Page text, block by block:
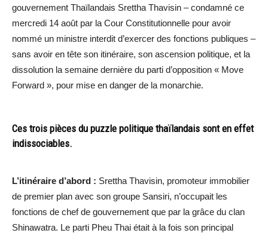
gouvernement Thaïlandais Srettha Thavisin – condamné ce
mercredi 14 août par la Cour Constitutionnelle pour avoir
nommé un ministre interdit d’exercer des fonctions publiques –
sans avoir en tête son itinéraire, son ascension politique, et la
dissolution la semaine dernière du parti d’opposition « Move
Forward », pour mise en danger de la monarchie.
Ces trois pièces du puzzle politique thaïlandais sont en effet
indissociables.
L’itinéraire d’abord : Srettha Thavisin, promoteur immobilier
de premier plan avec son groupe Sansiri, n’occupait les
fonctions de chef de gouvernement que par la grâce du clan
Shinawatra. Le parti Pheu Thai était à la fois son principal